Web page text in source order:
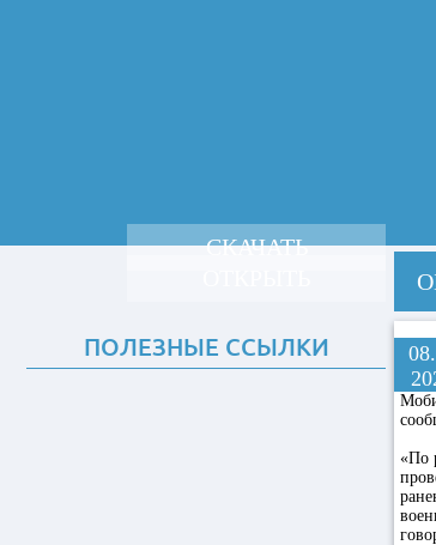
«По
СКАЧАТЬ
ПОЛЕЗНЫЕ ССЫЛКИ